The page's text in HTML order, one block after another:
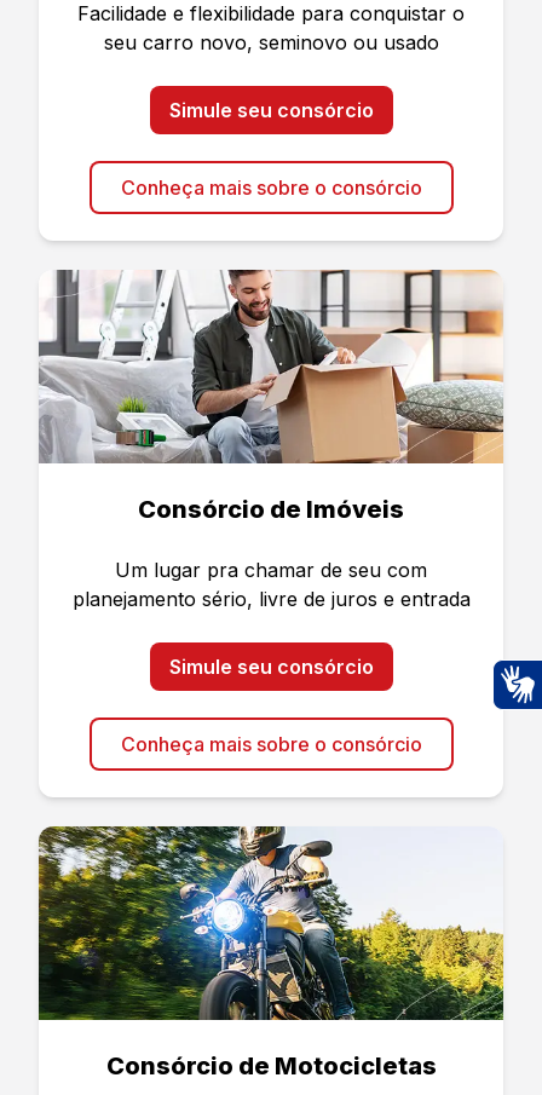
Facilidade e flexibilidade para conquistar o
seu carro novo, seminovo ou usado
Simule seu consórcio
Conheça mais sobre o consórcio
Consórcio de Imóveis
Um lugar pra chamar de seu com
planejamento sério, livre de juros e entrada
Simule seu consórcio
Conheça mais sobre o consórcio
Consórcio de Motocicletas